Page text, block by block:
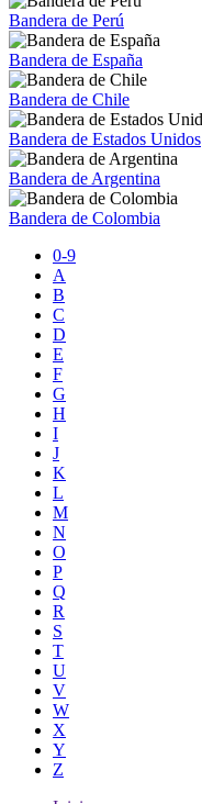
Bandera de Perú
Bandera de España
Bandera de Chile
Bandera de Estados Unidos
Bandera de Argentina
Bandera de Colombia
0-9
A
B
C
D
E
F
G
H
I
J
K
L
M
N
O
P
Q
R
S
T
U
V
W
X
Y
Z